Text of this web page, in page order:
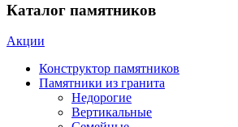
Каталог памятников
Акции
Конструктор памятников
Памятники из гранита
Недорогие
Вертикальные